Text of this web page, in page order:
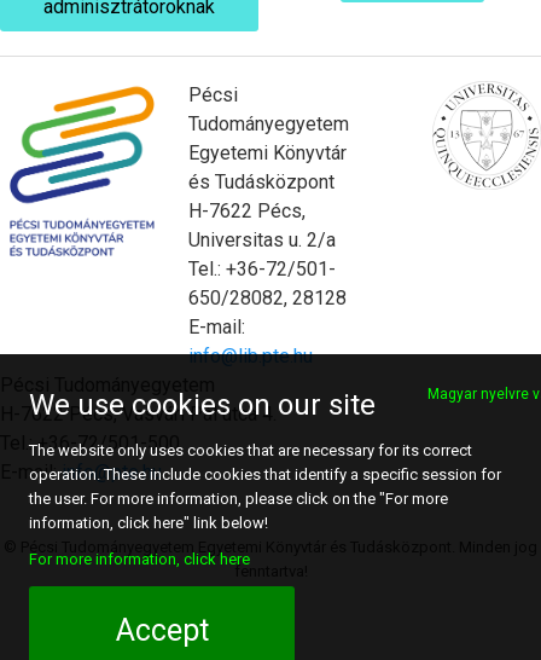
adminisztrátoroknak
Pécsi
Tudományegyetem
Egyetemi Könyvtár
és Tudásközpont
H-7622 Pécs,
Universitas u. 2/a
Tel.: +36-72/501-
650/28082, 28128
E-mail:
info@lib.pte.hu
H-7622 Pécs, Vasvári Pál utca 4.
Tel.: +36-72/501-500
E-mail:info@pte.hu
fenntartva!
We use cookies on our site Magyar nyelvre
The website only uses cookies that are necessary for its correct
operation. These include cookies that identify a specific session for
the user. For more information, please click on the "For more
information, click here" link below!
For more information, click here
Accept